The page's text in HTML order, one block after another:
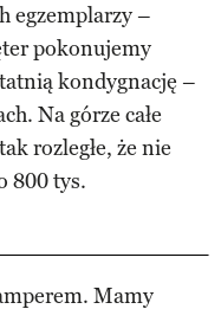
egzemplarzy –
pokonujemy
kondygnację –
Na górze całe
rozległe, że nie
800 tys.
Mamy